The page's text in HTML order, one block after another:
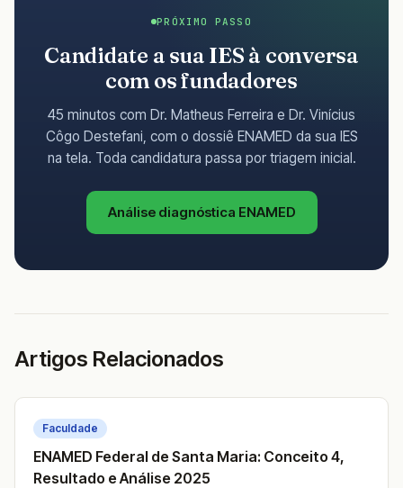
PRÓXIMO PASSO
Candidate a sua IES à conversa
com os fundadores
45 minutos com Dr. Matheus Ferreira e Dr. Vinícius
Côgo Destefani, com o dossiê ENAMED da sua IES
na tela. Toda candidatura passa por triagem inicial.
Análise diagnóstica ENAMED
Artigos Relacionados
Faculdade
ENAMED Federal de Santa Maria: Conceito 4,
Resultado e Análise 2025